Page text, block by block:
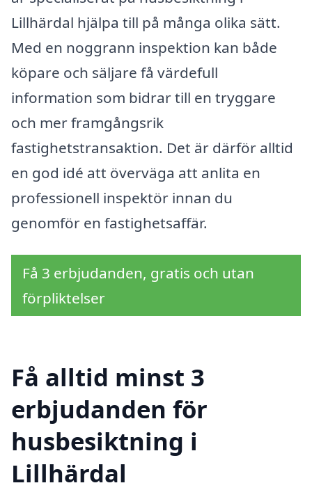
Lillhärdal hjälpa till på många olika sätt.
Med en noggrann inspektion kan både
köpare och säljare få värdefull
information som bidrar till en tryggare
och mer framgångsrik
fastighetstransaktion. Det är därför alltid
en god idé att överväga att anlita en
professionell inspektör innan du
genomför en fastighetsaffär.
Få 3 erbjudanden, gratis och utan
förpliktelser
Få alltid minst 3
erbjudanden för
husbesiktning i
Lillhärdal